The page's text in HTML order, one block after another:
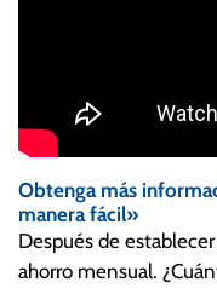
Obtenga más
manera fácil»
Después de
ahorro mensual.